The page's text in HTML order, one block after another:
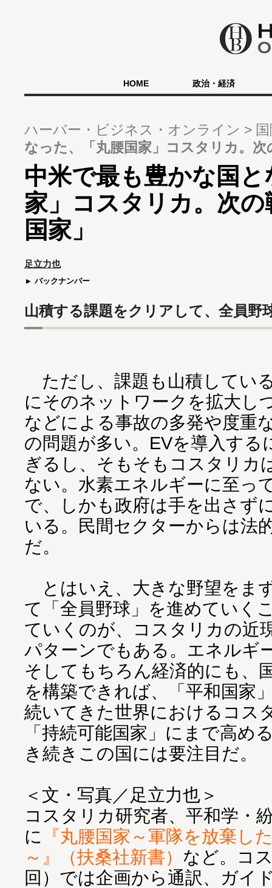
HOME 政治・経済
ハーバー・ビジネス・オンライン
なった、「丸腰国家」コスタリカ。
中米で最も豊かな国
家」コスタリカ。次
国家」
足立力也
バックナンバー
山積する課題をクリアして、全員野
ただし、課題も山積してい
にそのネットワークを拡大し
などによる事故の多発や度重
の問題が多い。EVを導入す
ぎるし、そもそもコスタリカ
ない。水素エネルギーに至っ
で、しかも政府は手を出さず
いる。民間セクターからは法
だ。
とはいえ、大きな野望をま
て「全員野球」を進めていく
ていくのが、コスタリカの近
パターンでもある。エネルギ
そしてもちろん経済的にも、
を構築できれば、「平和国家
続いてきた世界におけるコス
「持続可能国家」にまで高め
き続きこの国には要注目だ。
＜文・写真／足立力也＞
コスタリカ研究者、平和学・
に
『丸腰国家～軍隊を放棄し
～』（扶桑社新書） など。コ
回）では企画から通訳、ガイ